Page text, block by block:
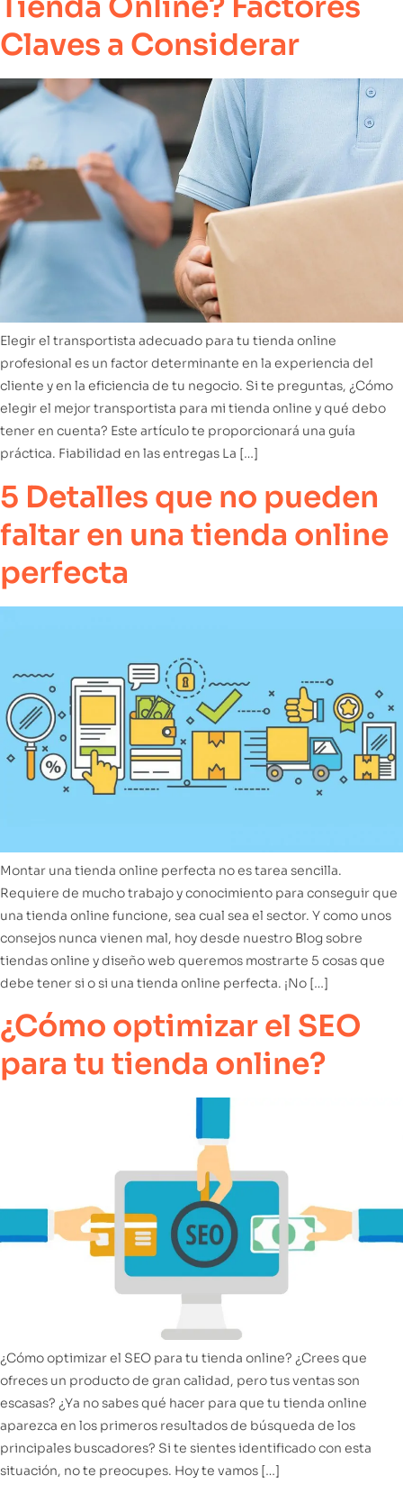
Claves a Considerar
Elegir el transportista adecuado para tu tienda online
profesional es un factor determinante en la experiencia del
cliente y en la eficiencia de tu negocio. Si te preguntas, ¿Cómo
elegir el mejor transportista para mi tienda online y qué debo
tener en cuenta? Este artículo te proporcionará una guía
práctica. Fiabilidad en las entregas La […]
5 Detalles que no pueden
faltar en una tienda online
perfecta
Montar una tienda online perfecta no es tarea sencilla.
Requiere de mucho trabajo y conocimiento para conseguir que
una tienda online funcione, sea cual sea el sector. Y como unos
consejos nunca vienen mal, hoy desde nuestro Blog sobre
tiendas online y diseño web queremos mostrarte 5 cosas que
debe tener si o si una tienda online perfecta. ¡No […]
¿Cómo optimizar el SEO
para tu tienda online?
¿Cómo optimizar el SEO para tu tienda online? ¿Crees que
ofreces un producto de gran calidad, pero tus ventas son
escasas? ¿Ya no sabes qué hacer para que tu tienda online
aparezca en los primeros resultados de búsqueda de los
principales buscadores? Si te sientes identificado con esta
situación, no te preocupes. Hoy te vamos […]